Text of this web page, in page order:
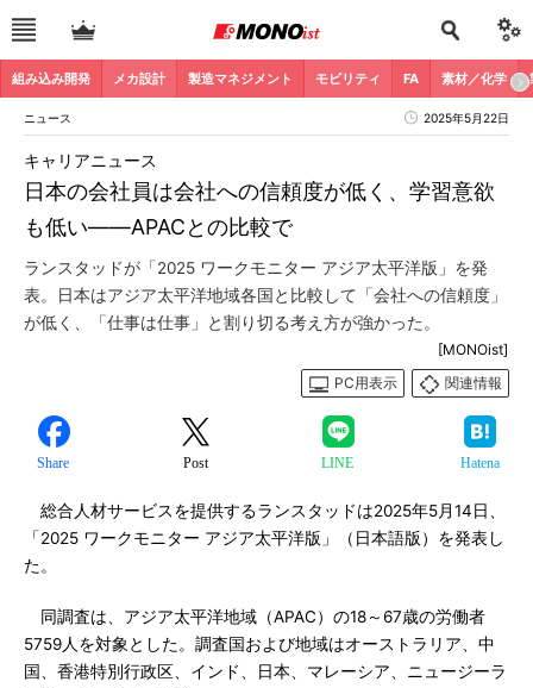
組み込み開発 メカ設計 製造マネジメント モビリティ FA 素材／化学
ニュース 2025年5月22日
日本の会社員は会社への信頼度が低く、学習意欲
も低い――APACとの比較で
キャリアニュース
ランスタッドが「2025 ワークモニター アジア太平洋版」を発
表。日本はアジア太平洋地域各国と比較して「会社への信頼度」
が低く、「仕事は仕事」と割り切る考え方が強かった。
[MONOist]
PC用表示
関連情報
Share Post LINE Hatena
総合人材サービスを提供するランスタッドは2025年5月14日、
「2025 ワークモニター アジア太平洋版」（日本語版）を発表し
た。
同調査は、アジア太平洋地域（APAC）の18～67歳の労働者
5759人を対象とした。調査国および地域はオーストラリア、中
国、香港特別行政区、インド、日本、マレーシア、ニュージーラ